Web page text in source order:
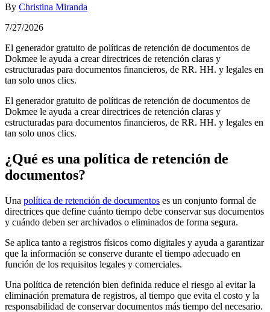
By Christina Miranda
7/27/2026
El generador gratuito de políticas de retención de documentos de
Dokmee le ayuda a crear directrices de retención claras y
estructuradas para documentos financieros, de RR. HH. y legales en
tan solo unos clics.
El generador gratuito de políticas de retención de documentos de
Dokmee le ayuda a crear directrices de retención claras y
estructuradas para documentos financieros, de RR. HH. y legales en
tan solo unos clics.
¿Qué es una política de retención de
documentos?
Una política de retención de documentos es un conjunto formal de
directrices que define cuánto tiempo debe conservar sus documentos
y cuándo deben ser archivados o eliminados de forma segura.
Se aplica tanto a registros físicos como digitales y ayuda a garantizar
que la información se conserve durante el tiempo adecuado en
función de los requisitos legales y comerciales.
Una política de retención bien definida reduce el riesgo al evitar la
eliminación prematura de registros, al tiempo que evita el costo y la
responsabilidad de conservar documentos más tiempo del necesario.